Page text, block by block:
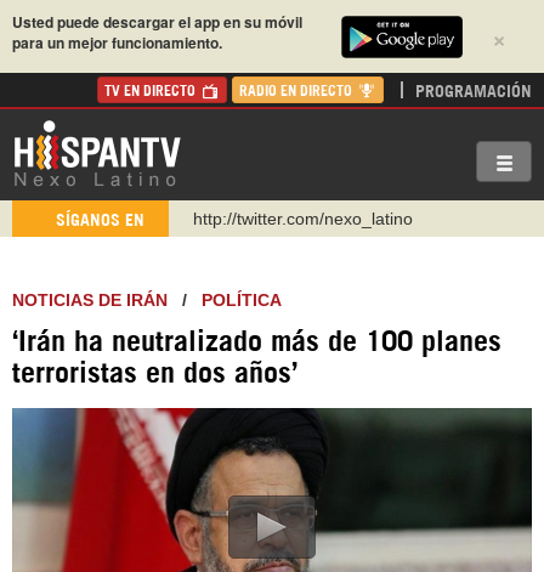
×
Usted puede descargar el app en su móvil
para un mejor funcionamiento.
TV EN DIRECTO RADIO EN DIRECTO PROGRAMACIÓN
SÍGANOS EN
http://twitter.com/nexo_latino
https://urmedium.com/c/hispantv
WhatsApp y Viber: +98 921 79 29 404
Instagram como: hispan_tv
https://www.youtube.com/@nexo_latino
NOTICIAS DE IRÁN / POLÍTICA
‘Irán ha neutralizado más de 100 planes
terroristas en dos años’